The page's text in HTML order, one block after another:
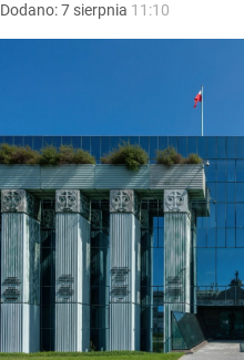
Dodano:7 sierpnia 11:10